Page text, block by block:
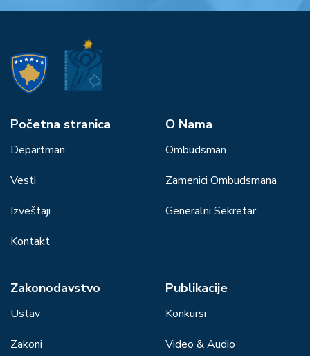
Početna stranica
Departman
Vesti
Izveštaji
Kontakt
О Nama
Ombudsman
Zamenici Ombudsmana
Generalni Sekretar
Zakonodavstvo
Ustav
Zakoni
Publikacije
Konkursi
Video & Audio